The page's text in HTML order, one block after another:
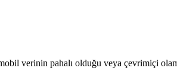
verinin pahalı olduğu veya çevrimiçi